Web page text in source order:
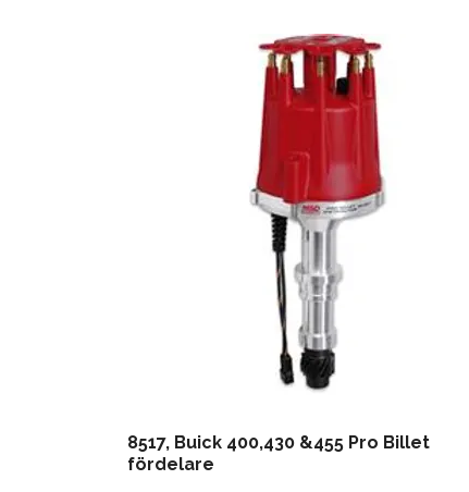
8517, Buick 400,430 &455 Pro Billet
fördelare